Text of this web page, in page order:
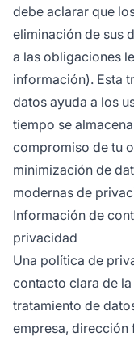
debe aclarar que
eliminación de sus
a las obligaciones
información). Esta
datos ayuda a los
tiempo se
compromiso de tu
minimización de
modernas de
Información de
privacidad
Una política de
contacto clara de
tratamiento de
empresa,